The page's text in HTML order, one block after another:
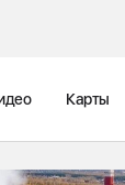
Карты